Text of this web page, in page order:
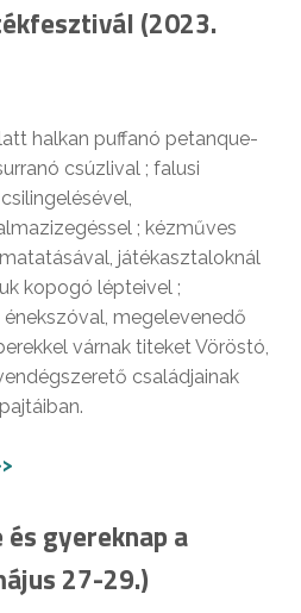
(2023.
halkan puffanó petanque-
csúzlival ; falusi
; kézműves
játékasztaloknál
kopogó lépteivel ;
megelevenedő
várnak titeket Vöröstó,
családjainak
gyereknap a
27-29.)